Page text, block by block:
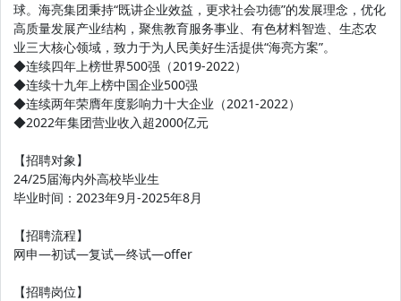
球。海亮集团秉持“既讲企业效益，更求社会功德”的发展理念，优化
高质量发展产业结构，聚焦教育服务事业、有色材料智造、生态农
业三大核心领域，致力于为人民美好生活提供“海亮方案”。
◆连续四年上榜世界500强（2019-2022）
◆连续十九年上榜中国企业500强
◆连续两年荣膺年度影响力十大企业（2021-2022）
◆2022年集团营业收入超2000亿元
【招聘对象】
24/25届海内外高校毕业生
毕业时间：2023年9月-2025年8月
【招聘流程】
网申—初试—复试—终试—offer
【招聘岗位】